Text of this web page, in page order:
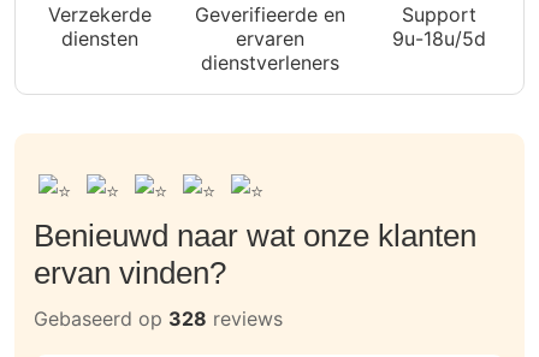
Verzekerde
diensten
Geverifieerde en
ervaren
dienstverleners
Support
9u-18u/5d
Benieuwd naar wat onze klanten
ervan vinden?
Gebaseerd op 328 reviews